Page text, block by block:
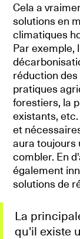
Cela a
solutions en
climatiques
Par exemple,
réduction
pratiques
forestiers, la
existants,
et
aura toujours
combler. En
également
solutions de
La
qu'il existe